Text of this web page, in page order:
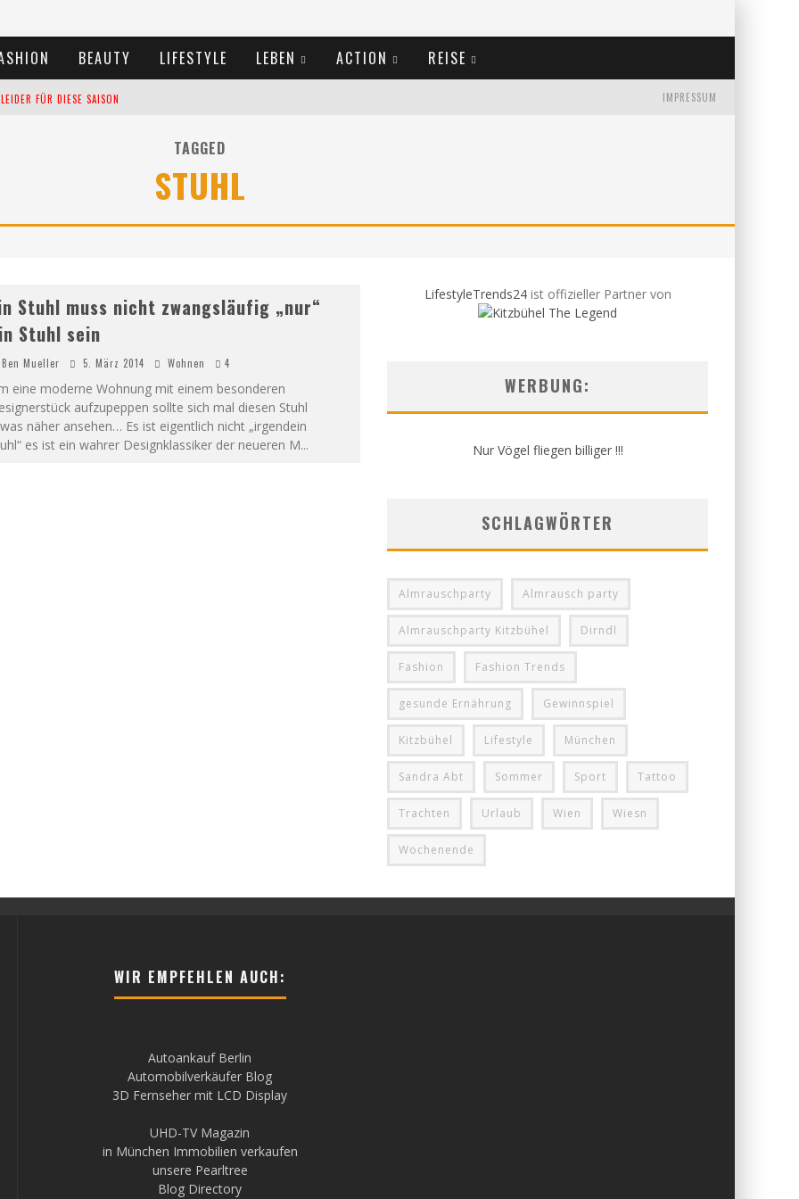
BEAUTY LIFESTYLE LEBEN ACTION REISE
FÜR DIESE SAISON IMPRESSUM
TAGGED
STUHL
Stuhl muss nicht zwangsläufig „nur“
Stuhl sein
Ben Mueller 5. März 2014 Wohnen 4
eine moderne Wohnung mit einem besonderen
aufzupeppen sollte sich mal diesen Stuhl
näher ansehen… Es ist eigentlich nicht „irgendein
es ist ein wahrer Designklassiker der neueren M...
LifestyleTrends24ist offizieller Partner von
WERBUNG:
Nur Vögel fliegen billiger !!!
SCHLAGWÖRTER
Almrauschparty Almrausch party
Almrauschparty Kitzbühel Dirndl
Fashion Fashion Trends
gesunde Ernährung Gewinnspiel
Kitzbühel Lifestyle München
Sandra Abt Sommer Sport Tattoo
Trachten Urlaub Wien Wiesn
Wochenende
WIR EMPFEHLEN AUCH:
Autoankauf Berlin
Automobilverkäufer Blog
3D Fernseher mit LCD Display
UHD-TV Magazin
in München Immobilien verkaufen
unsere Pearltree
Blog Directory